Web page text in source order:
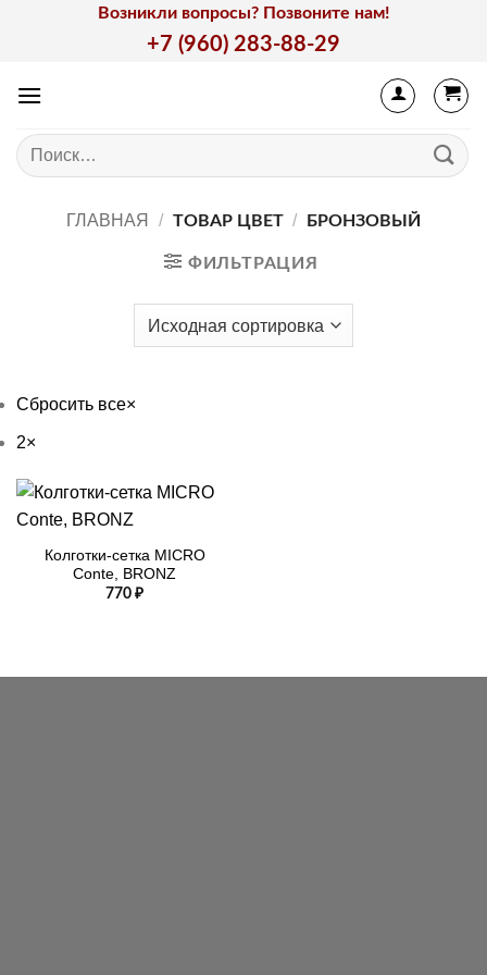
Возникли вопросы? Позвоните нам!
+7 (960) 283-88-29
Искать:
ГЛАВНАЯ / ТОВАР ЦВЕТ / БРОНЗОВЫЙ
ФИЛЬТРАЦИЯ
Сбросить все×
2×
Колготки-сетка MICRO
Conte, BRONZ
770 ₽